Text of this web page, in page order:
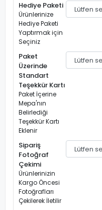
Hediye Paketi
Ürünlerinize
Hediye Paketi
Yaptırmak için
Seçiniz
Paket
Üzerinde
Standart
Teşekkür Kartı
Paket İçerine
Mepa'nın
Belirlediği
Teşekkür Kartı
Eklenir
Sipariş
Fotoğraf
Çekimi
Ürünlerinizin
Kargo Öncesi
Fotoğrafları
Çekilerek İletilir